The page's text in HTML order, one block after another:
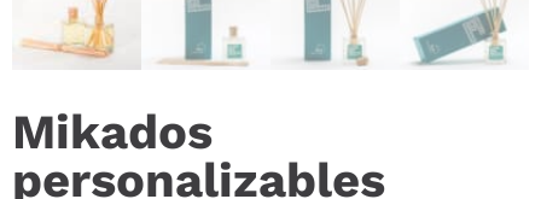
Mikados
personalizables